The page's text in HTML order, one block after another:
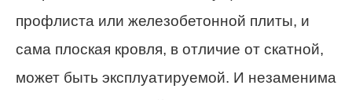
профлиста или железобетонной плиты, и
сама плоская кровля, в отличие от скатной,
может быть эксплуатируемой. И незаменима